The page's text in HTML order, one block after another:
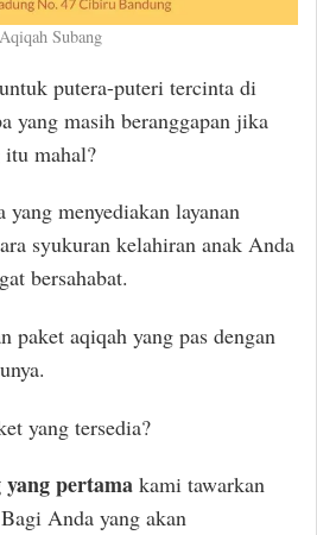
Aqiqah Subang
untuk putera-puteri tercinta di
yang masih beranggapan jika
itu mahal?
menyediakan layanan
syukuran kelahiran anak Anda
bersahabat.
paket aqiqah yang pas dengan
yang tersedia?
pertama kami tawarkan
Anda yang akan